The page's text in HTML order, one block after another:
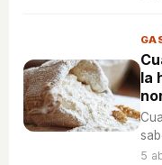
la
5